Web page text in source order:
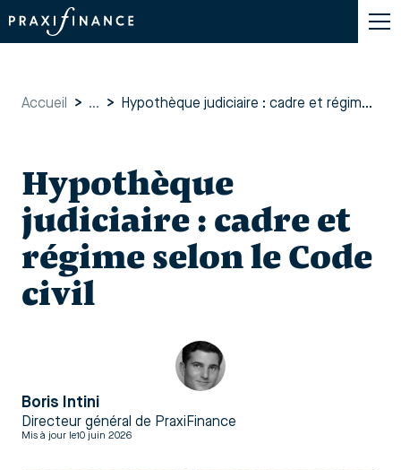
Accueil > ... > Hypothèque judiciaire : cadre et régime selon le Code civil
Hypothèque
judiciaire : cadre et
régime selon le Code
civil
Boris Intini
Directeur général de PraxiFinance
Mis à jour le10 juin 2026